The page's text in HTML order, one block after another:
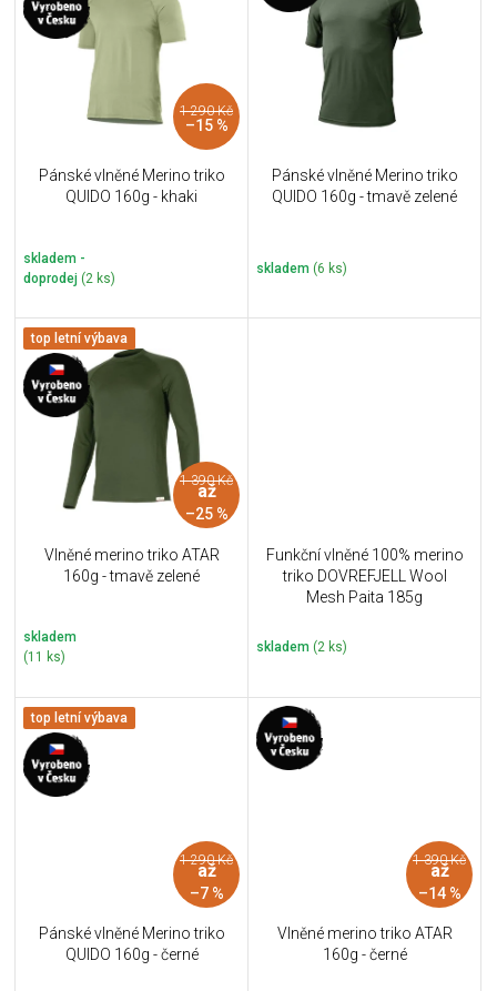
1 290 Kč
–15 %
Pánské vlněné Merino triko
QUIDO 160g - khaki
skladem -
doprodej (2 ks)
Pánské vlněné Merino triko
QUIDO 160g - tmavě zelené
skladem (6 ks)
top letní výbava
1 390 Kč
až
–25 %
Vlněné merino triko ATAR
160g - tmavě zelené
skladem
(11 ks)
Funkční vlněné 100% merino
triko DOVREFJELL Wool
Mesh Paita 185g
skladem (2 ks)
top letní výbava
1 290 Kč
až
–7 %
Pánské vlněné Merino triko
QUIDO 160g - černé
1 390 Kč
až
–14 %
Vlněné merino triko ATAR
160g - černé